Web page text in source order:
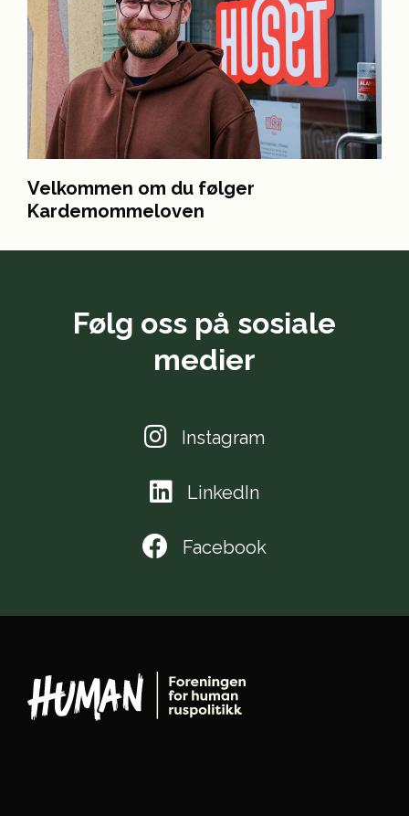
Velkommen om du følger
Kardemommeloven
Følg oss på sosiale
medier
Instagram
LinkedIn
Facebook